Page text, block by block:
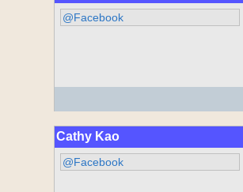
@Facebook
Cathy Kao
@Facebook